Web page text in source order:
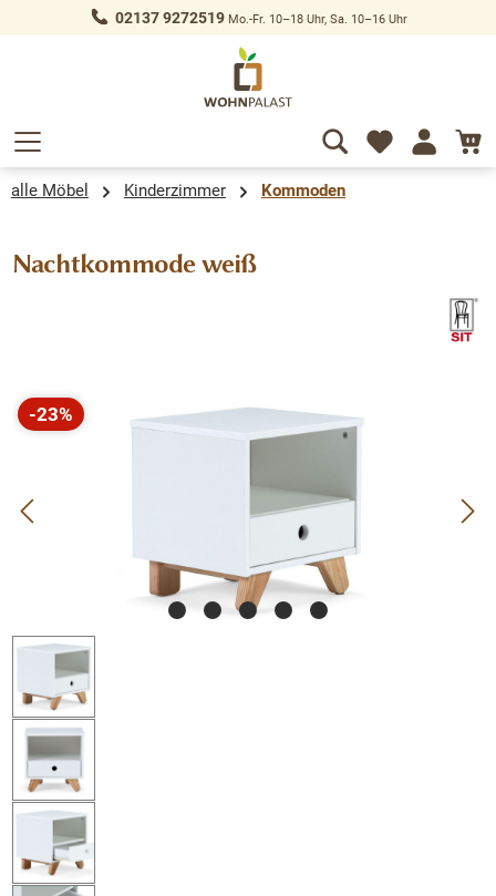
springen 02137 9272519Mo.-Fr. 10–18 Uhr, Sa. 10–16 Uhr
alle Möbel Kinderzimmer Kommoden
Nachtkommode weiß
Bildergalerie überspringen
-23%
Rabatt